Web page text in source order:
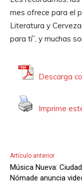
o
r
d
e
mes ofrece para el
Literatura y
para tí”, y muchas
Descarga
Imprime
Artículo anterior
Música Nueva: Ciudad
Nómade anuncia